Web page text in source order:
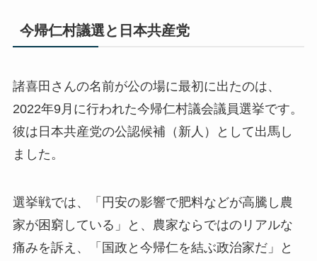
今帰仁村議選と日本共産党
諸喜田さんの名前が公の場に最初に出たのは、
2022年9月に行われた今帰仁村議会議員選挙です。
彼は日本共産党の公認候補（新人）として出馬し
ました。
選挙戦では、「円安の影響で肥料などが高騰し農
家が困窮している」と、農家ならではのリアルな
痛みを訴え、「国政と今帰仁を結ぶ政治家だ」と